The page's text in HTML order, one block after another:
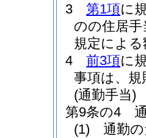
3
第1項に
のの住居
規定によ
4
前3項に
事項は、
(通勤手当)
第9条の4
(1)
通勤